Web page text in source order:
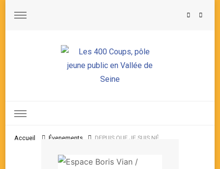
Accueil Évenements DEPUIS QUE JE SUIS NÉ